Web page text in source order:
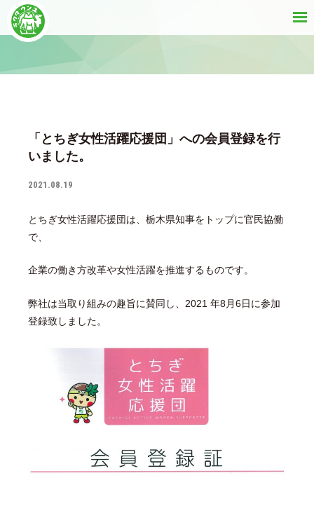
「とちぎ女性活躍応援団」への会員登録を行
いました。
2021.08.19
とちぎ女性活躍応援団は、栃木県知事をトップに官民協働
で、
企業の働き方改革や女性活躍を推進するものです。
弊社は当取り組みの趣旨に賛同し、2021 年8月6日に参加
登録致しました。